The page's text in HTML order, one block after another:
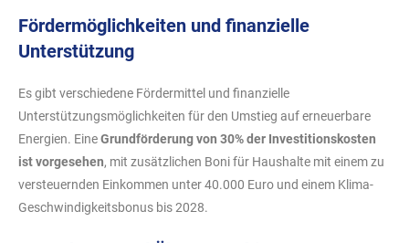
Fördermöglichkeiten und finanzielle
Unterstützung
Es gibt verschiedene Fördermittel und finanzielle
Unterstützungsmöglichkeiten für den Umstieg auf erneuerbare
Energien. EineGrundförderung von 30% der Investitionskosten
ist vorgesehen, mit zusätzlichen Boni für Haushalte mit einem zu
versteuernden Einkommen unter 40.000 Euro und einem Klima-
Geschwindigkeitsbonus bis 2028.